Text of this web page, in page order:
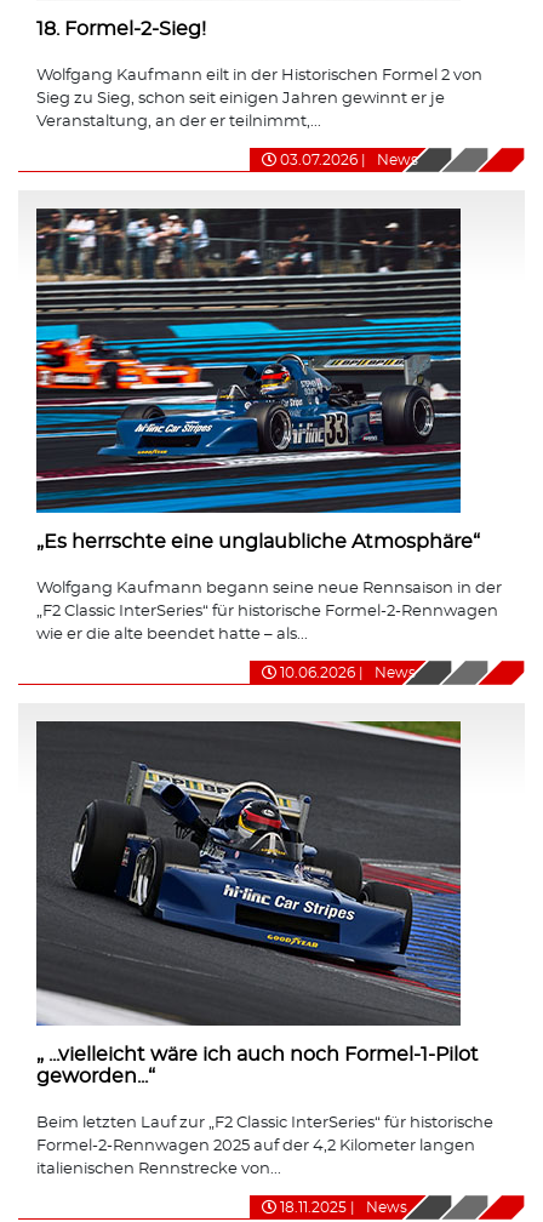
18. Formel-2-Sieg!
Wolfgang Kaufmann eilt in der Historischen Formel 2 von
Sieg zu Sieg, schon seit einigen Jahren gewinnt er je
Veranstaltung, an der er teilnimmt,...
03.07.2026 News
„Es herrschte eine unglaubliche Atmosphäre“
Wolfgang Kaufmann begann seine neue Rennsaison in der
„F2 Classic InterSeries“ für historische Formel-2-Rennwagen
wie er die alte beendet hatte – als...
10.06.2026 News
„ ...vielleicht wäre ich auch noch Formel-1-Pilot
geworden...“
Beim letzten Lauf zur „F2 Classic InterSeries“ für historische
Formel-2-Rennwagen 2025 auf der 4,2 Kilometer langen
italienischen Rennstrecke von...
18.11.2025 News